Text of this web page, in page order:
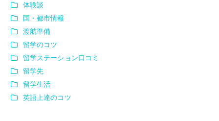
体験談
国・都市情報
渡航準備
留学のコツ
留学ステーション口コミ
留学先
留学生活
英語上達のコツ